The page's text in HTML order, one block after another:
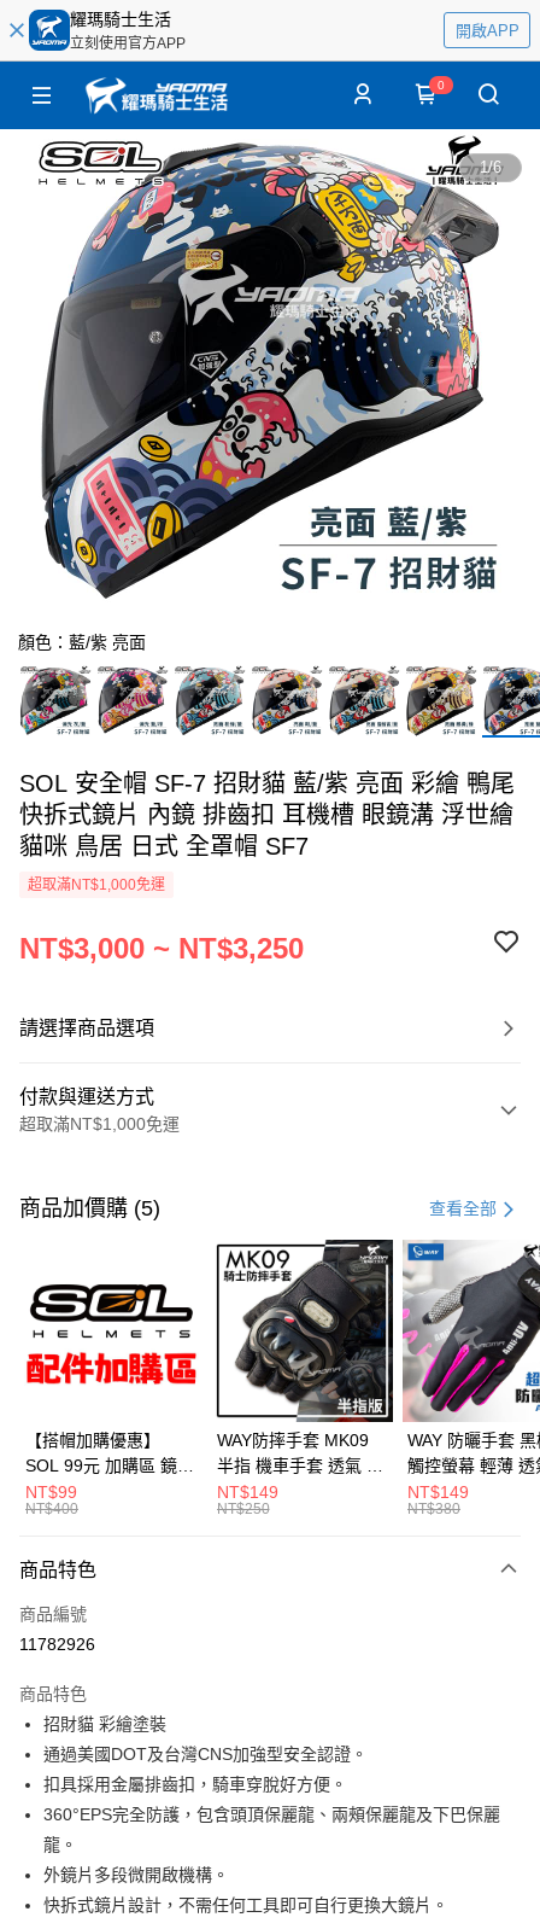
耀瑪騎士生活
立刻使用官方APP
開啟APP
0
1/6
顏色：藍/紫 亮面
SOL 安全帽 SF-7 招財貓 藍/紫 亮面 彩繪 鴨尾
快拆式鏡片 內鏡 排齒扣 耳機槽 眼鏡溝 浮世繪
貓咪 鳥居 日式 全罩帽 SF7
超取滿NT$1,000免運
NT$3,000 ~ NT$3,250
請選擇商品選項
付款與運送方式
超取滿NT$1,000免運
信用卡一次付款
Apple Pay
ATM付款
全家取貨付款(安全帽一頂以上請選宅配)
每筆NT$60，滿NT$1,000(含以上)免運費
7-11取貨付款(安全帽一頂以上請選宅配)
每筆NT$100，滿NT$1,000(含以上)免運費
商品加價購 (5) 查看全部
【搭帽加購優惠】
SOL 99元 加購區 鏡片
內襯 內置墨鏡 防水帽
袋 安全帽配件
NT$99
NT$400
WAY防摔手套 MK09
半指 機車手套 透氣 硬
殼護具 騎車 腳踏車 爬
山 釣魚 MK-09 耀瑪騎
NT$149
NT$250
WAY 防曬手套
觸控螢幕 輕薄 透
滑 反光 機車手套
A016 耀瑪騎士安
NT$149
NT$380
商品特色
商品編號
11782926
商品特色
招財貓 彩繪塗裝
通過美國DOT及台灣CNS加強型安全認證。
扣具採用金屬排齒扣，騎車穿脫好方便。
360°EPS完全防護，包含頭頂保麗龍、兩頰保麗龍及下巴保麗
龍。
外鏡片多段微開啟機構。
快拆式鏡片設計，不需任何工具即可自行更換大鏡片。